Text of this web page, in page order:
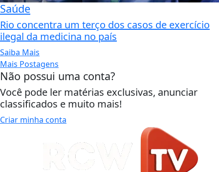
Saúde
Rio concentra um terço dos casos de exercício
ilegal da medicina no país
Saiba Mais
Mais Postagens
Não possui uma conta?
Você pode ler matérias exclusivas, anunciar
classificados e muito mais!
Criar minha conta